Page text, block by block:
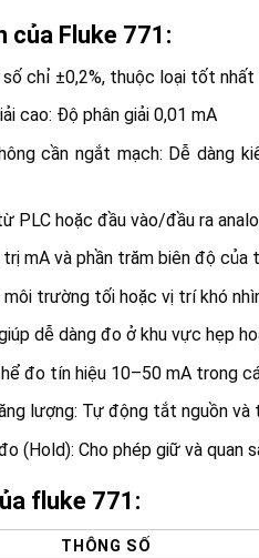
của Fluke 771:
chỉ ±0,2%, thuộc loại tốt
cao: Độ phân giải 0,01 mA
cần ngắt mạch: Dễ dàng
PLC hoặc đầu vào/đầu ra
mA và phần trăm biên độ của
trường tối hoặc vị trí khó
dễ dàng đo ở khu vực hẹp
đo tín hiệu 10–50 mA trong
lượng: Tự động tắt nguồn
(Hold): Cho phép giữ và
fluke 771 :
THÔNG SỐ